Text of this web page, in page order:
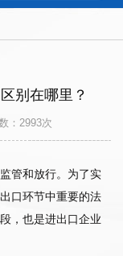
别在哪里？
： 2993次
管和放行。为了实
口环节中重要的法
，也是进出口企业